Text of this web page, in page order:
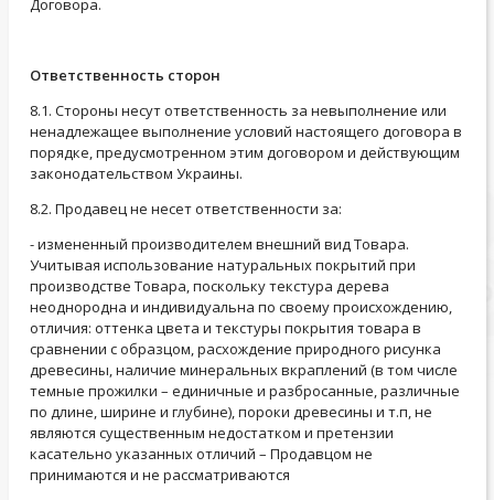
Договора.
Ответственность сторон
8.1. Стороны несут ответственность за невыполнение или
ненадлежащее выполнение условий настоящего договора в
порядке, предусмотренном этим договором и действующим
законодательством Украины.
8.2. Продавец не несет ответственности за:
- измененный производителем внешний вид Товара.
Учитывая использование натуральных покрытий при
производстве Товара, поскольку текстура дерева
неоднородна и индивидуальна по своему происхождению,
отличия: оттенка цвета и текстуры покрытия товара в
сравнении с образцом, расхождение природного рисунка
древесины, наличие минеральных вкраплений (в том числе
темные прожилки – единичные и разбросанные, различные
по длине, ширине и глубине), пороки древесины и т.п, не
являются существенным недостатком и претензии
касательно указанных отличий – Продавцом не
принимаются и не рассматриваются